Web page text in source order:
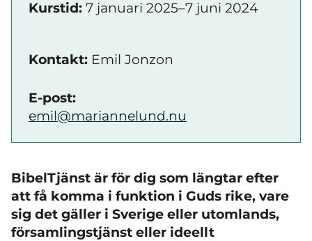
Kurstid: 7 januari 2025–7 juni 2024
Kontakt: Emil Jonzon
E-post:
emil@mariannelund.nu
BibelTjänst är för dig som längtar efter
att få komma i funktion i Guds rike, vare
sig det gäller i Sverige eller utomlands,
församlingstjänst eller ideellt